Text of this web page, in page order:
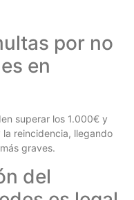
por no
en
superar los 1.000€ y
reincidencia, llegando
graves.
del